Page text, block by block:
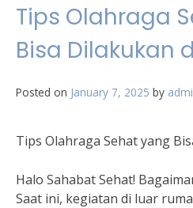
Tips Olahraga
Bisa Dilakukan
Posted on January 7, 2025 by
Tips Olahraga Sehat yang
Halo Sahabat Sehat!
Saat ini, kegiatan di luar